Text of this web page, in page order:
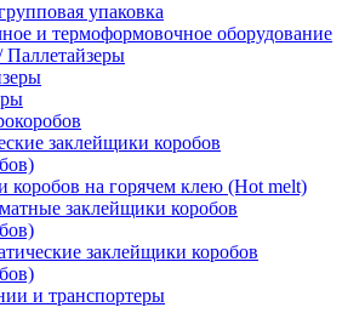
упаковка
и термоформовочное оборудование
Паллетайзеры
заклейщики коробов
коробов на горячем клею (Hot melt)
заклейщики коробов
заклейщики коробов
и транспортеры